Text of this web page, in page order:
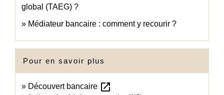
global (TAEG) ?
Médiateur bancaire : comment y recourir ?
Pour en savoir plus
Découvert bancaire open_in_new